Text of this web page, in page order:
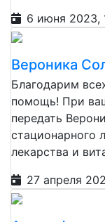
6 июня 2023,
Вероника
Благодарим
помощь! При
передать
стационарного
лекарства и
27 апреля